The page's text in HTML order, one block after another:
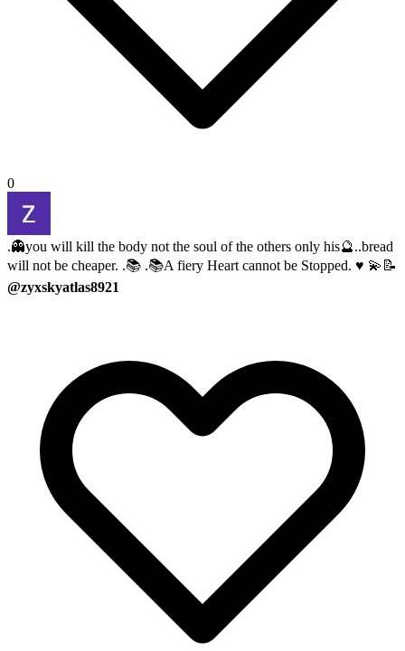
0
.👻you will kill the body not the soul of the others only his🔮..bread
will not be cheaper. .📚 .📚A fiery Heart cannot be Stopped. ♥ 💫📝
@zyxskyatlas8921